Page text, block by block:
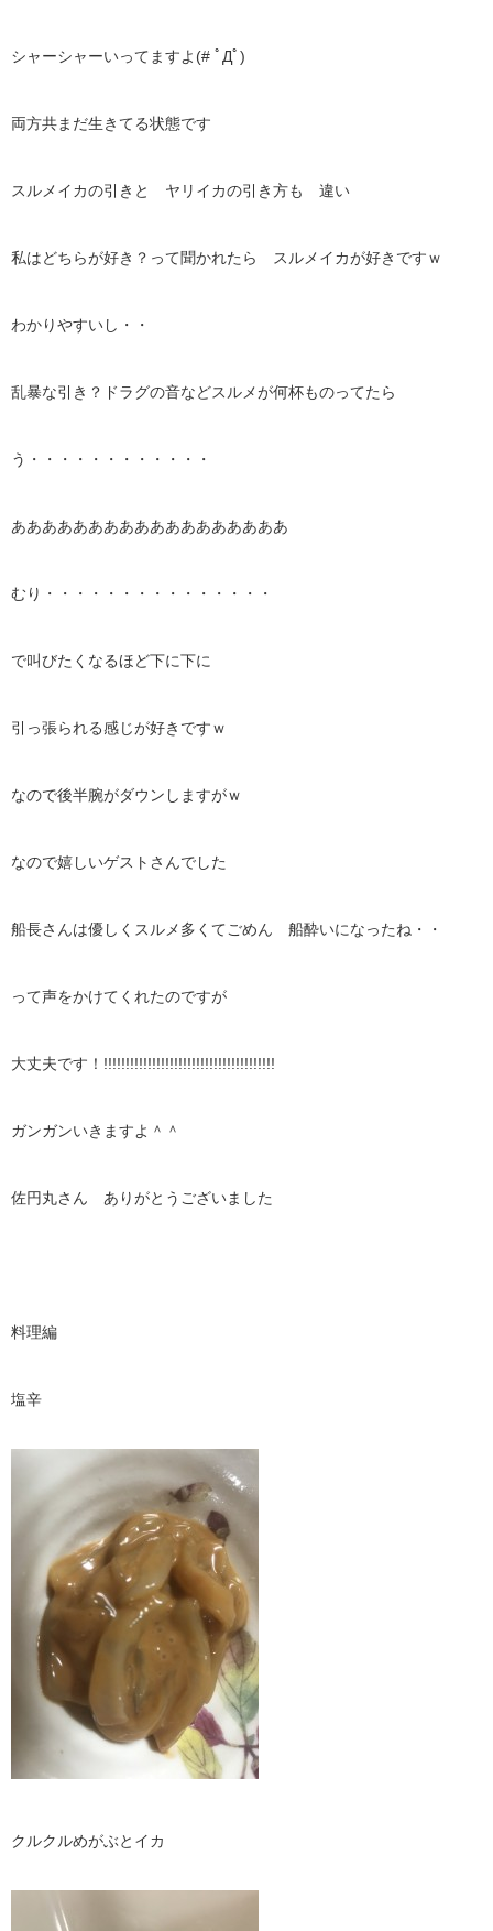
シャーシャーいってますよ(# ﾟДﾟ)
両方共まだ生きてる状態です
スルメイカの引きと ヤリイカの引き方も 違い
私はどちらが好き？って聞かれたら スルメイカが好きですｗ
わかりやすいし・・
乱暴な引き？ドラグの音などスルメが何杯ものってたら
う・・・・・・・・・・・・
ああああああああああああああああああ
むり・・・・・・・・・・・・・・・
で叫びたくなるほど下に下に
引っ張られる感じが好きですｗ
なので後半腕がダウンしますがｗ
なので嬉しいゲストさんでした
船長さんは優しくスルメ多くてごめん 船酔いになったね・・
って声をかけてくれたのですが
大丈夫です！!!!!!!!!!!!!!!!!!!!!!!!!!!!!!!!!!!!!!!!
ガンガンいきますよ＾＾
佐円丸さん ありがとうございました
料理編
塩辛
クルクルめがぶとイカ